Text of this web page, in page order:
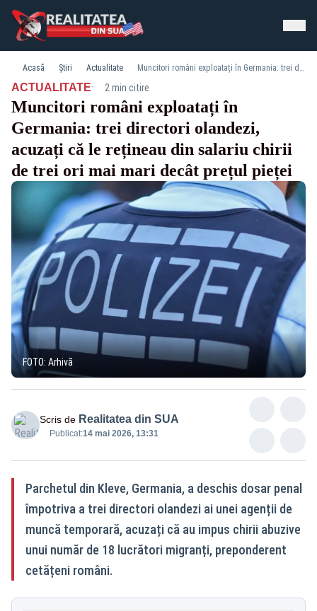
Acasă Știri Actualitate Muncitori români exploatați în Germania: trei directori olandezi, acuzați că le rețineau din salariu chirii de trei ori mai mari decât prețul pieței
ACTUALITATE· 2 min citire
Muncitori români exploatați în
Germania: trei directori olandezi,
acuzați că le rețineau din salariu chirii
de trei ori mai mari decât prețul pieței
FOTO: Arhivă
Scris de Realitatea din SUA
Publicat:14 mai 2026, 13:31
Parchetul din Kleve, Germania, a deschis dosar penal
împotriva a trei directori olandezi ai unei agenții de
muncă temporară, acuzați că au impus chirii abuzive
unui număr de 18 lucrători migranți, preponderent
cetățeni români.